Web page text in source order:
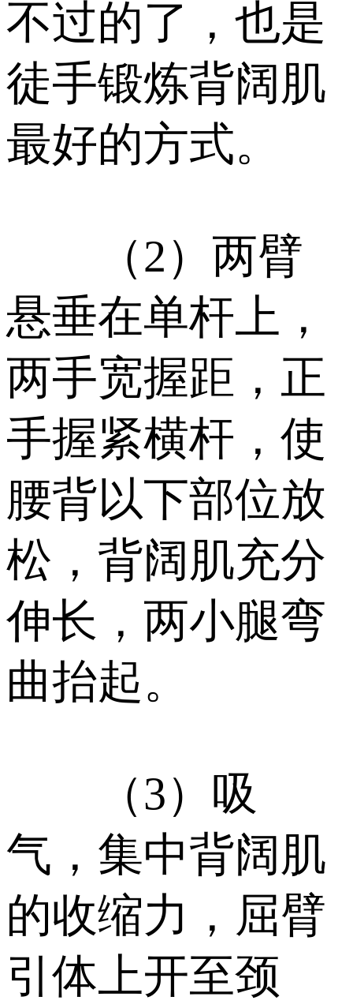
不过的了，也是
徒手锻炼背阔肌
最好的方式。
（2）两臂
悬垂在单杆上，
两手宽握距，正
手握紧横杆，使
腰背以下部位放
松，背阔肌充分
伸长，两小腿弯
曲抬起。
（3）吸
气，集中背阔肌
的收缩力，屈臂
引体上开至颈